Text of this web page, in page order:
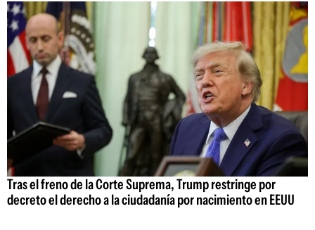
Tras el freno de la Corte Suprema, Trump restringe por
decreto el derecho a la ciudadanía por nacimiento en EEUU